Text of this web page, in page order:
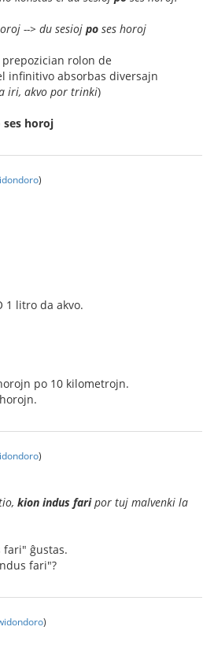
--> du sesioj po ses horoj
rolon de
infinitivo absorbas diversajn
iri, akvo por trinki)
ses horoj
)
1 litro da akvo.
po 10 kilometrojn.
)
kion indus faripor tuj malvenki la
fari" ĝustas.
fari"?
)